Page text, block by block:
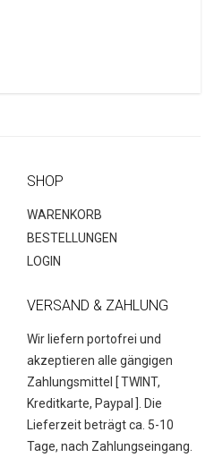
SHOP
WARENKORB
BESTELLUNGEN
LOGIN
VERSAND & ZAHLUNG
Wir liefern portofrei und
akzeptieren alle gängigen
Zahlungsmittel [TWINT,
Kreditkarte, Paypal
]. Die
Lieferzeit beträgt ca. 5-10
Tage, nach Zahlungseingang.